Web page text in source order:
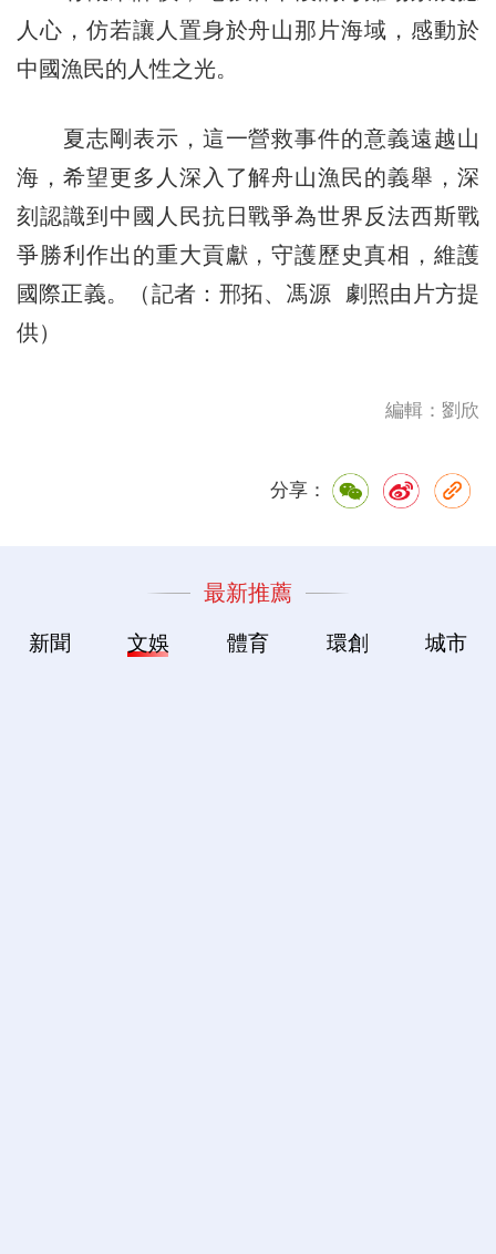
人心，仿若讓人置身於舟山那片海域，感動於
中國漁民的人性之光。
夏志剛表示，這一營救事件的意義遠越山
海，希望更多人深入了解舟山漁民的義舉，深
刻認識到中國人民抗日戰爭為世界反法西斯戰
爭勝利作出的重大貢獻，守護歷史真相，維護
國際正義。（記者：邢拓、馮源 劇照由片方提
供）
編輯：劉欣
分享：
最新推薦
新聞 文娛 體育 環創 城市